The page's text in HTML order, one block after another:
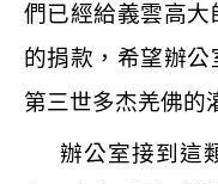
們已經給義雲高
的捐款，希望辦
第三世多杰羌佛的
辦公室接到這